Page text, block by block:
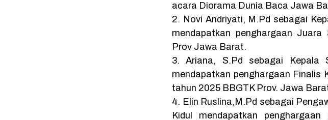
acara Diorama Dunia Baca Jawa
2. Novi Andriyati, M.Pd sebagai
mendapatkan penghargaan
Prov Jawa Barat.
3. Ariana, S.Pd sebagai Kepala
mendapatkan penghargaan Finalis
tahun 2025 BBGTK Prov. Jawa
4. Elin Ruslina,M.Pd sebagai
Kidul mendapatkan